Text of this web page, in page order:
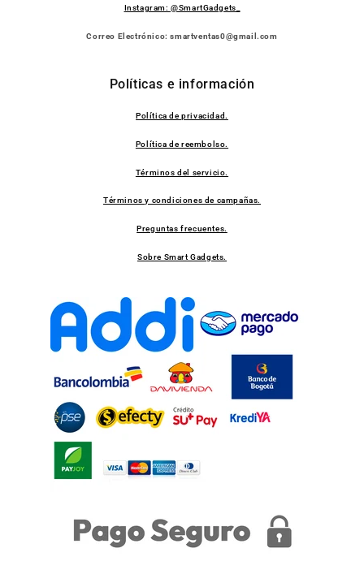
Instagram: @SmartGadgets_
Correo Electrónico: smartventas0@gmail.com
Políticas e información
Política de privacidad.
Política de reembolso.
Términos del servicio.
Términos y condiciones de campañas.
Preguntas frecuentes.
Sobre Smart Gadgets.